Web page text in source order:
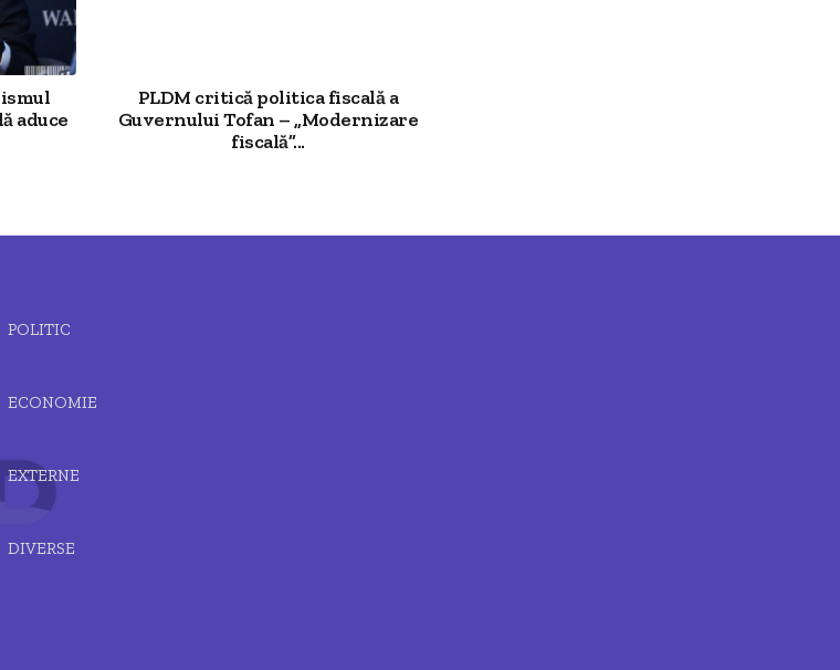
aduce
PLDM critică politica fiscală a
Guvernului Tofan – „Modernizare
fiscală”...
POLITIC
ECONOMIE
EXTERNE
DIVERSE